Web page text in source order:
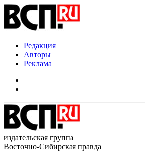
Редакция
Авторы
Реклама
издательская группа
Восточно-Сибирская правда